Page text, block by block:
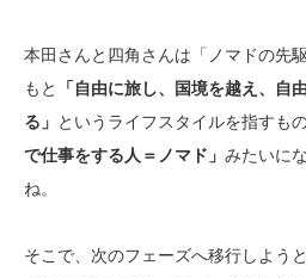
本田さんと四角さんは「ノマドの先
もと
「自由に旅し、国境を越え、自
る」 というライフスタイルを指すも
で仕事をする人＝ノマド」 みたいに
ね。
そこで、次のフェーズへ移行しよう